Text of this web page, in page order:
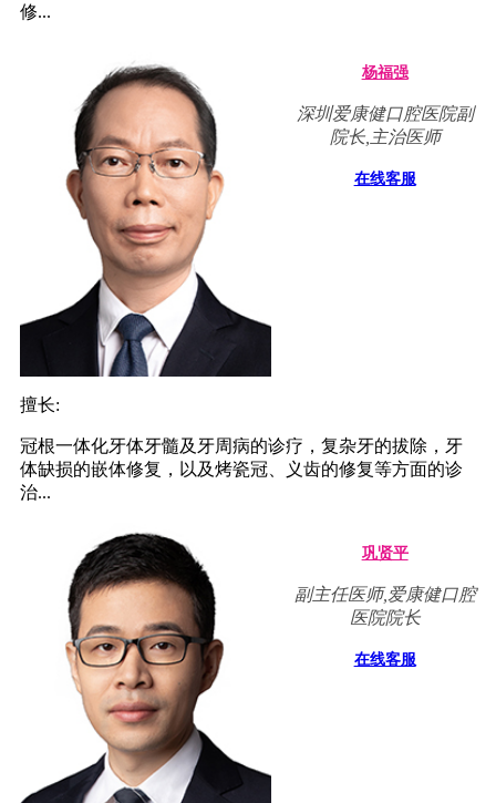
修...
杨福强
深圳爱康健口腔医院副
院长,主治医师
在线客服
擅长:
冠根一体化牙体牙髓及牙周病的诊疗，复杂牙的拔除，牙
体缺损的嵌体修复，以及烤瓷冠、义齿的修复等方面的诊
治...
巩贤平
副主任医师,爱康健口腔
医院院长
在线客服